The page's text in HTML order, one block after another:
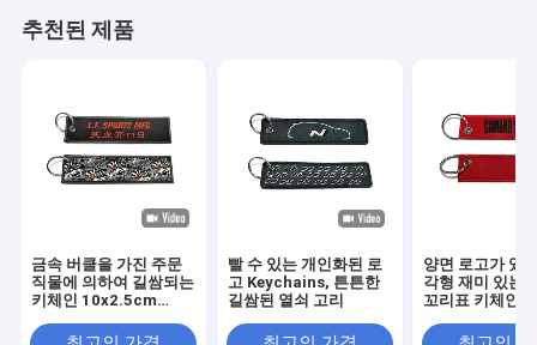
추천된 제품
금속 버클을 가진 주문
직물에 의하여 길쌈되는
키체인 10x2.5cm
오
빨 수 있는 개인화된 로
고 Keychains, 튼튼한
길쌈된 열쇠 고리
양면 로고가 있
각형 재미 있는
꼬리표 키체인